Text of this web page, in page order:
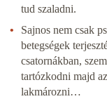
tud szaladni.
Sajnos nem csak
betegségek
csatornákban,
tartózkodni majd
lakmározni…